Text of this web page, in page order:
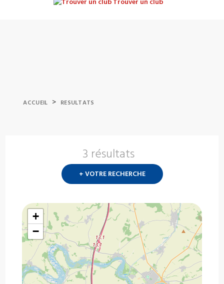
Trouver un club
ACCUEIL > RESULTATS
3 résultats
+ VOTRE RECHERCHE
+
−